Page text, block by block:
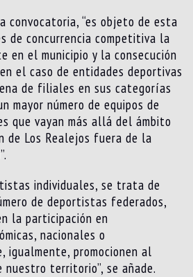
convocatoria, “es objeto de esta
de concurrencia competitiva la
en el municipio y la consecución
el caso de entidades deportivas
de filiales en sus categorías
mayor número de equipos de
que vayan más allá del ámbito
de Los Realejos fuera de la
individuales, se trata de
de deportistas federados,
la participación en
nacionales o
igualmente, promocionen al
nuestro territorio”, se añade.